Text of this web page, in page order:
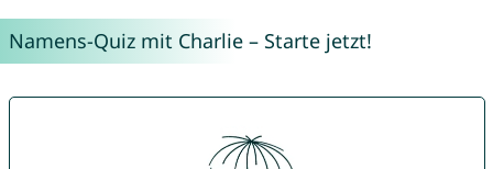
Namens-Quiz mit Charlie – Starte jetzt!